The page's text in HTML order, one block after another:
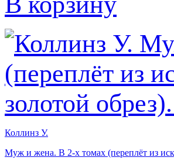
Коллинз У.
Муж и жена. В 2-х томах (переплёт из